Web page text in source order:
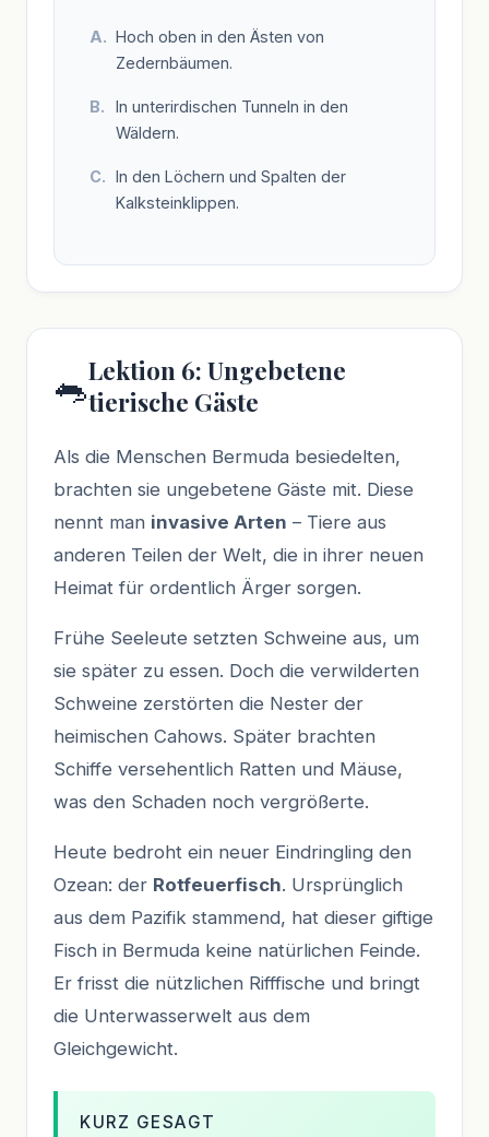
Hoch oben in den Ästen von
Zedernbäumen.
In unterirdischen Tunneln in den
Wäldern.
In den Löchern und Spalten der
Kalksteinklippen.
🐀Lektion 6: Ungebetene
tierische Gäste
Als die Menschen Bermuda besiedelten,
brachten sie ungebetene Gäste mit. Diese
nennt man invasive Arten – Tiere aus
anderen Teilen der Welt, die in ihrer neuen
Heimat für ordentlich Ärger sorgen.
Frühe Seeleute setzten Schweine aus, um
sie später zu essen. Doch die verwilderten
Schweine zerstörten die Nester der
heimischen Cahows. Später brachten
Schiffe versehentlich Ratten und Mäuse,
was den Schaden noch vergrößerte.
Heute bedroht ein neuer Eindringling den
Ozean: der Rotfeuerfisch. Ursprünglich
aus dem Pazifik stammend, hat dieser giftige
Fisch in Bermuda keine natürlichen Feinde.
Er frisst die nützlichen Rifffische und bringt
die Unterwasserwelt aus dem
Gleichgewicht.
KURZ GESAGT